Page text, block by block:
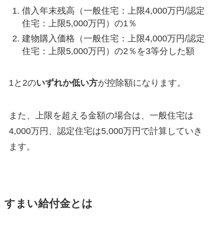
借入年末残高（一般住宅：上限4,000万円/認定
住宅：上限5,000万円）の1％
建物購入価格（一般住宅：上限4,000万円/認定
住宅：上限5,000万円）の2％を3等分した額
1と2のいずれか低い方が控除額になります。
また、上限を超える金額の場合は、一般住宅は
4,000万円、認定住宅は5,000万円で計算していき
ます。
すまい給付金とは